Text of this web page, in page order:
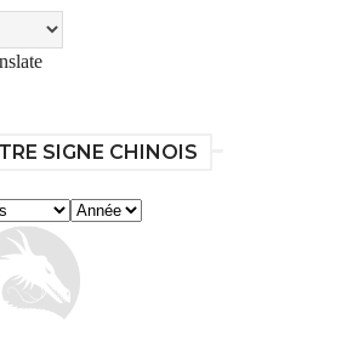
SIGNE CHINOIS